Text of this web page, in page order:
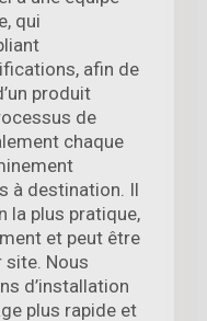
qui
afin de
produit
de
chaque
à destination. Il
la plus pratique,
et peut être
site. Nous
d’installation
plus rapide et